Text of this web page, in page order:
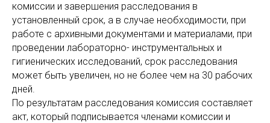
комиссии и завершения расследования в
установленный срок, а в случае необходимости, при
работе с архивными документами и материалами, при
проведении лабораторно- инструментальных и
гигиенических исследований, срок расследования
может быть увеличен, но не более чем на 30 рабочих
дней.
По результатам расследования комиссия составляет
акт, который подписывается членами комиссии и